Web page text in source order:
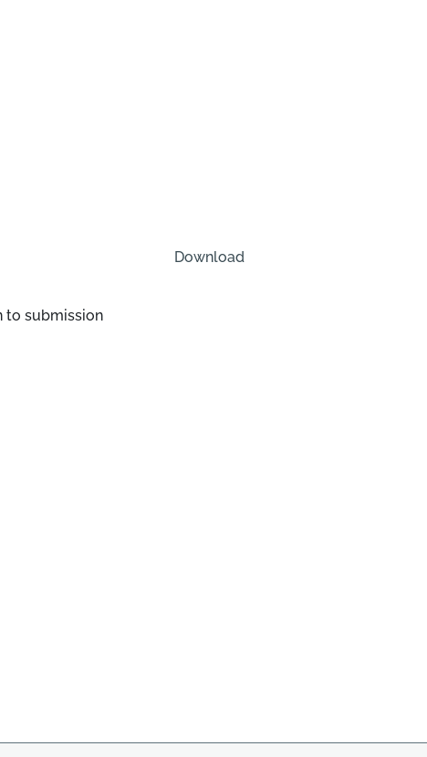
to submission
Download